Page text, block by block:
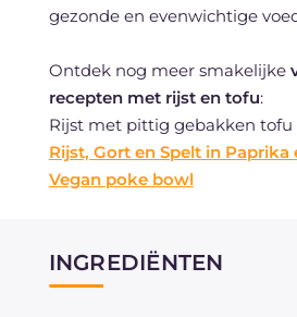
gezonde en evenwichtige
Ontdek nog meer smakelijke
recepten met rijst en tofu:
Rijst met pittig gebakken tofu
Rijst, Gort en Spelt in Paprika
Vegan poke bowl
INGREDIËNTEN